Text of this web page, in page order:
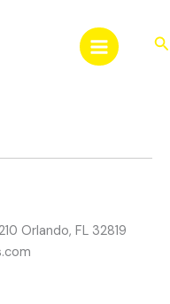
Orlando, FL 32819